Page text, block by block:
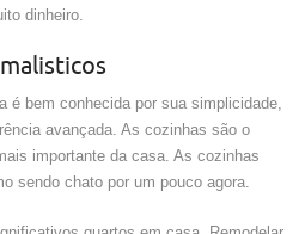
dinheiro.
é bem conhecida por sua simplicidade,
avançada. As cozinhas são o
importante da casa. As cozinhas
sendo chato por um pouco agora.